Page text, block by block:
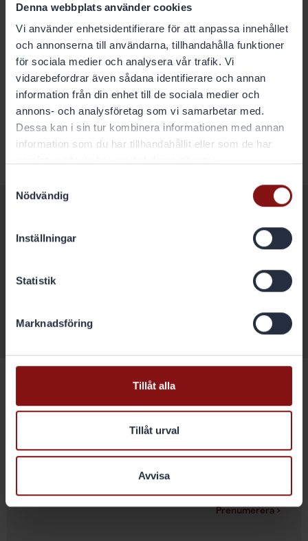
Denna webbplats använder cookies
Vi använder enhetsidentifierare för att anpassa innehållet
och annonserna till användarna, tillhandahålla funktioner
för sociala medier och analysera vår trafik. Vi
vidarebefordrar även sådana identifierare och annan
information från din enhet till de sociala medier och
annons- och analysföretag som vi samarbetar med.
Dessa kan i sin tur kombinera informationen med annan
information som du har tillhandahållit eller som de har
Nödvändig
Inställningar
Statistik
Marknadsföring
Tillåt alla
Tillåt urval
Avvisa
Följ oss i Social Media
LinkedIn ›
22
Kalender
Prenumerera
Med den här tjänsten kan du prenumerera på
Gränges.
Prenumerera ›